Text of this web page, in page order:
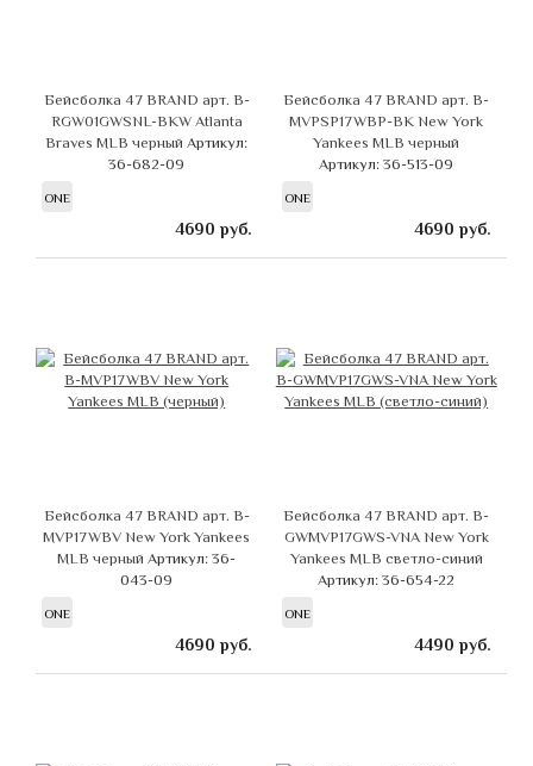
Бейсболка 47 BRAND арт. B-
RGW01GWSNL-BKW Atlanta
Braves MLB черныйАртикул:
36-682-09
ONE
4690 руб.
Бейсболка 47 BRAND арт. B-
MVPSP17WBP-BK New York
Yankees MLB черный
Артикул: 36-513-09
ONE
4690 руб.
Бейсболка 47 BRAND арт. B-
MVP17WBV New York Yankees
MLB черныйАртикул: 36-
043-09
ONE
4690 руб.
Бейсболка 47 BRAND арт. B-
GWMVP17GWS-VNA New York
Yankees MLB светло-синий
Артикул: 36-654-22
ONE
4490 руб.